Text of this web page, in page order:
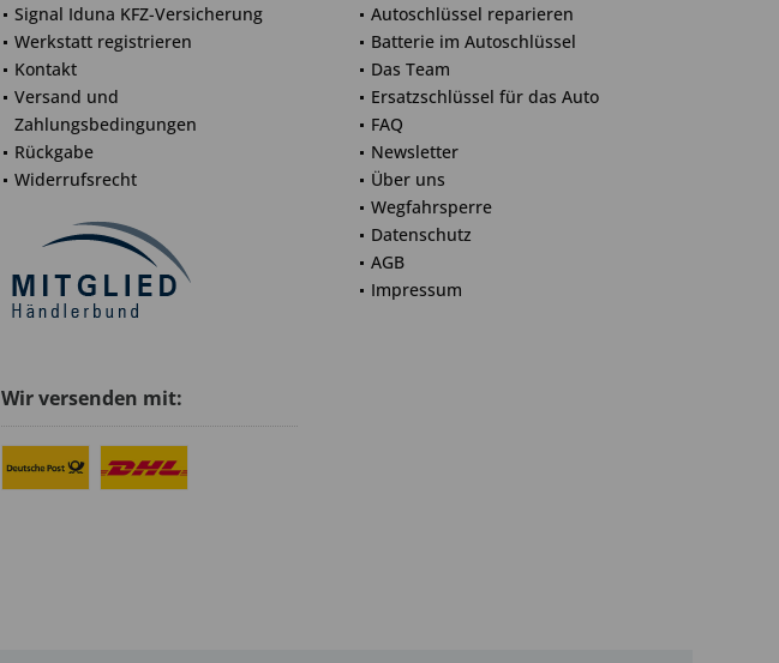
Signal Iduna KFZ-Versicherung
Werkstatt registrieren
Kontakt
Versand und
Zahlungsbedingungen
Rückgabe
Widerrufsrecht
Autoschlüssel reparieren
Batterie im Autoschlüssel
Das Team
Ersatzschlüssel für das Auto
FAQ
Newsletter
Über uns
Wegfahrsperre
Datenschutz
AGB
Impressum
Wir versenden mit: